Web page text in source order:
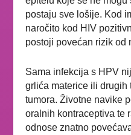
postaju sve lošije. Kod
naročito kod HIV
postoji povećan rizik od
Sama infekcija s HPV
grlića materice ili drugih
tumora. Životne navike
oralnih kontraceptiva te
odnose znatno